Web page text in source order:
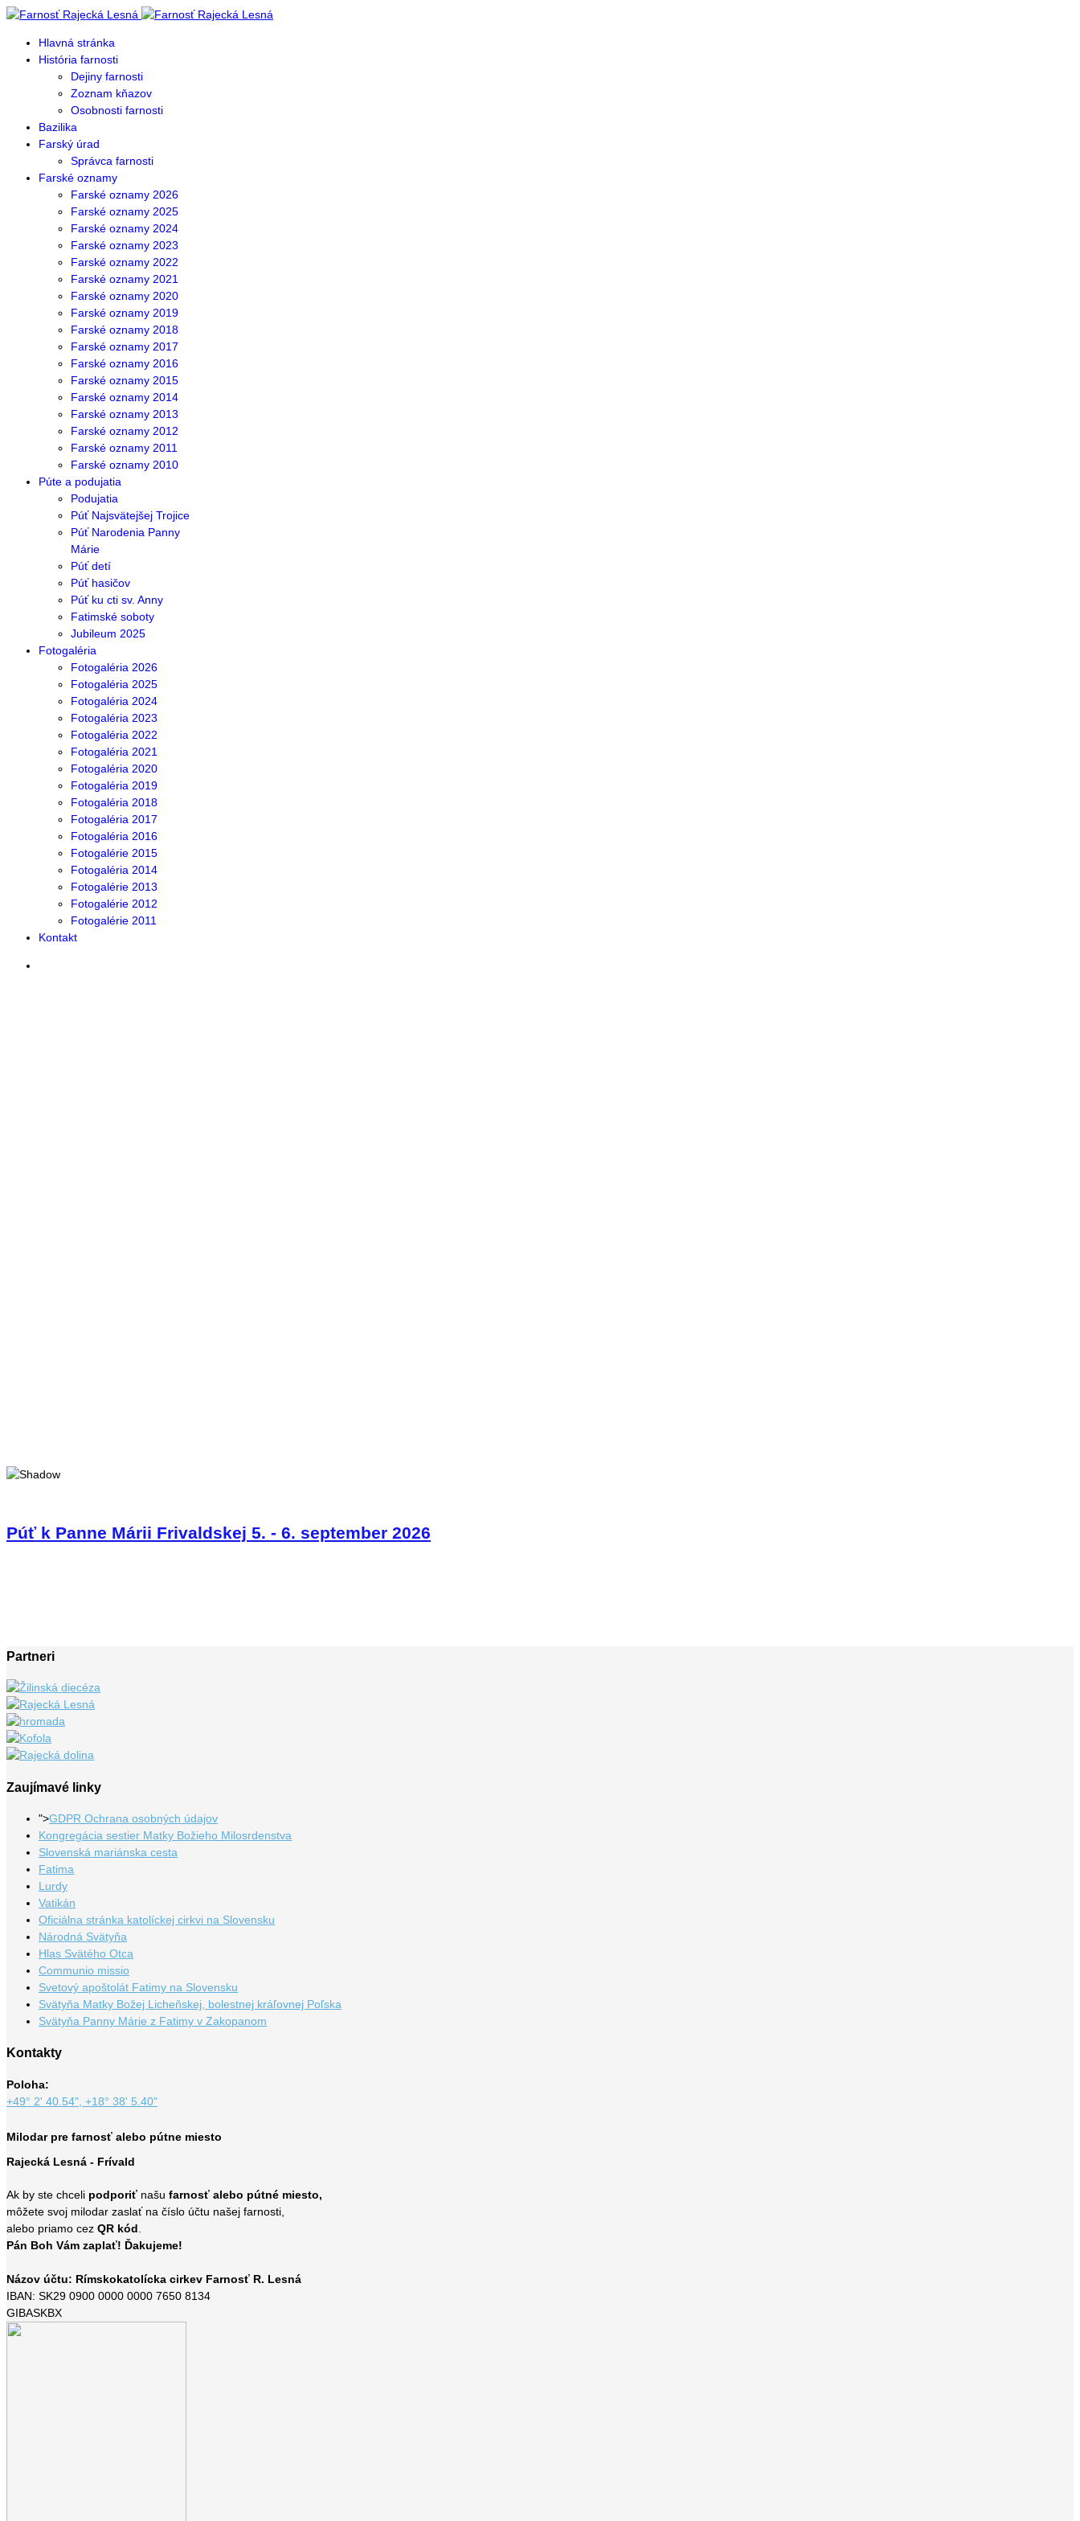
Hlavná stránka
História farnosti
Dejiny farnosti
Zoznam kňazov
Osobnosti farnosti
Bazilika
Farský úrad
Správca farnosti
Farské oznamy
Farské oznamy 2026
Farské oznamy 2025
Farské oznamy 2024
Farské oznamy 2023
Farské oznamy 2022
Farské oznamy 2021
Farské oznamy 2020
Farské oznamy 2019
Farské oznamy 2018
Farské oznamy 2017
Farské oznamy 2016
Farské oznamy 2015
Farské oznamy 2014
Farské oznamy 2013
Farské oznamy 2012
Farské oznamy 2011
Farské oznamy 2010
Púte a podujatia
Podujatia
Púť Najsvätejšej Trojice
Púť Narodenia Panny
Márie
Púť detí
Púť hasičov
Púť ku cti sv. Anny
Fatimské soboty
Jubileum 2025
Fotogaléria
Fotogaléria 2026
Fotogaléria 2025
Fotogaléria 2024
Fotogaléria 2023
Fotogaléria 2022
Fotogaléria 2021
Fotogaléria 2020
Fotogaléria 2019
Fotogaléria 2018
Fotogaléria 2017
Fotogaléria 2016
Fotogalérie 2015
Fotogaléria 2014
Fotogalérie 2013
Fotogalérie 2012
Fotogalérie 2011
Kontakt
Púť k Panne Márii Frivaldskej 5. - 6. september 2026
Partneri
Zaujímavé linky
">GDPR Ochrana osobných údajov
Kongregácia sestier Matky Božieho Milosrdenstva
Slovenská mariánska cesta
Fatima
Lurdy
Vatikán
Oficiálna stránka katolíckej cirkvi na Slovensku
Národná Svätyňa
Hlas Svätého Otca
Communio missio
Svetový apoštolát Fatimy na Slovensku
Svätyňa Matky Božej Licheňskej, bolestnej kráľovnej Poľska
Svätyňa Panny Márie z Fatimy v Zakopanom
Kontakty
Poloha:
+49° 2' 40.54", +18° 38' 5.40"
Milodar pre farnosť alebo pútne miesto
Rajecká Lesná - Frívald
Ak by ste chceli podporiť našu farnosť alebo pútné miesto,
môžete svoj milodar zaslať na číslo účtu našej farnosti,
alebo priamo cez QR kód
Pán Boh Vám zaplať! Ďakujeme!
Názov účtu: Rímskokatolícka cirkev Farnosť R. Lesná
IBAN: SK29 0900 0000 0000 7650 8134
GIBASKBX